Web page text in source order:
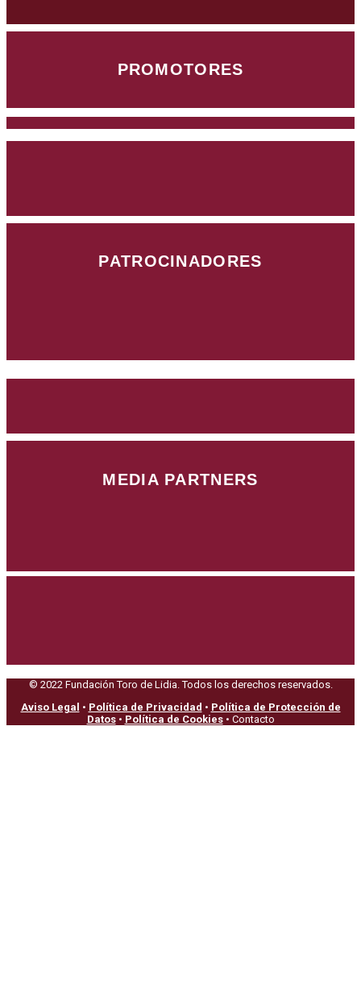
PROMOTORES
PATROCINADORES
MEDIA PARTNERS
© 2022 Fundación Toro de Lidia. Todos los derechos reservados.
Aviso Legal • Política de Privacidad • Política de Protección de
Datos• Política de Cookies• Contacto